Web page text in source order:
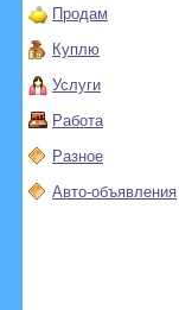
Продам
Куплю
Услуги
Работа
Разное
Авто-объявления